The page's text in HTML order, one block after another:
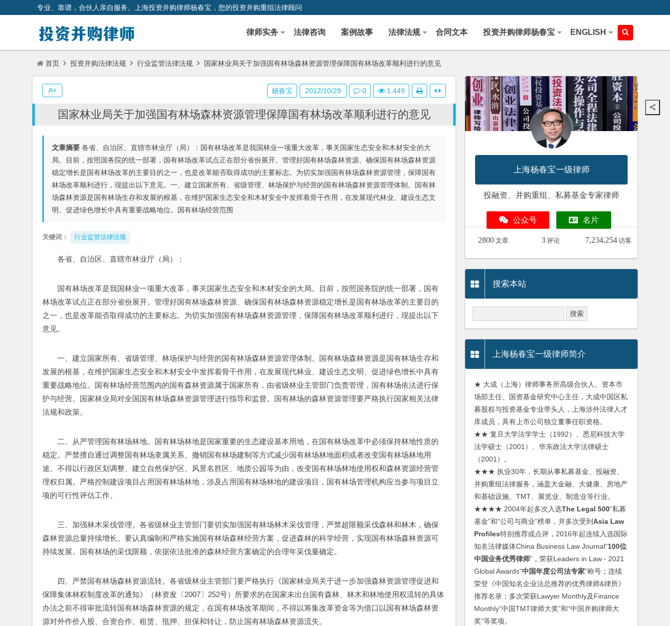
专业、靠谱，合伙人亲自服务。上海投资并购律师杨春宝，您的投资并购重组法律顾问
律师实务 法律咨询 案例故事 法律法规 合同文本 投资并购律师杨春宝 ENGLISH
首页 投资并购法律法规 行业监管法律法规 国家林业局关于加强国有林场森林资源管理保障国有林场改革顺利进行的意见
国家林业局关于加强国有林场森林资源管理保障国有林场改革顺利进行的意见
文章摘要 各省、自治区、直辖市林业厅（局）：国有林场改革是我国林业一项重大改革，事关国家生态安全和木材安全的大
局。目前，按照国务院的统一部署，国有林场改革试点正在部分省份展开。管理好国有林场森林资源、确保国有林场森林资源
稳定增长是国有林场改革的主要目的之一，也是改革能否取得成功的主要标志。为切实加强国有林场森林资源管理，保障国有
林场改革顺利进行，现提出以下意见。一、建立国家所有、省级管理、林场保护与经营的国有林场森林资源管理体制。国有林
场森林资源是国有林场生存和发展的根基，在维护国家生态安全和木材安全中发挥着骨干作用，在发展现代林业、建设生态文
明、促进绿色增长中具有重要战略地位。国有林场经营范围
关键词： 行业监管法律法规
各省、自治区、直辖市林业厅（局）：
国有林场改革是我国林业一项重大改革，事关国家生态安全和木材安全的大局。目前，按照国务院的统一部署，国有
林场改革试点正在部分省份展开。管理好国有林场森林资源、确保国有林场森林资源稳定增长是国有林场改革的主要目的
之一，也是改革能否取得成功的主要标志。为切实加强国有林场森林资源管理，保障国有林场改革顺利进行，现提出以下
意见。
一、建立国家所有、省级管理、林场保护与经营的国有林场森林资源管理体制。国有林场森林资源是国有林场生存和
发展的根基，在维护国家生态安全和木材安全中发挥着骨干作用，在发展现代林业、建设生态文明、促进绿色增长中具有
重要战略地位。国有林场经营范围内的国有森林资源属于国家所有，由省级林业主管部门负责管理，国有林场依法进行保
护与经营。国家林业局对全国国有林场森林资源管理进行指导和监督。国有林场的森林资源管理要严格执行国家相关法律
法规和政策。
二、从严管理国有林场林地。国有林场林地是国家重要的生态建设基本用地，在国有林场改革中必须保持林地性质的
稳定。严禁擅自通过调整国有林场隶属关系、撤销国有林场建制等方式减少国有林场林地面积或者改变国有林场林地用
途。不得以行政区划调整、建立自然保护区、风景名胜区、地质公园等为由，改变国有林场林地使用权和森林资源经营管
理权归属。严格控制建设项目占用国有林场林地，涉及占用国有林场林地的建设项目，国有林场管理机构应当参与项目立
项的可行性评估工作。
三、加强林木采伐管理。各省级林业主管部门要切实加强国有林场林木采伐管理，严禁超限额采伐森林和林木，确保
森林资源总量持续增长。要认真编制和严格实施国有林场森林经营方案，促进森林的科学经营，实现国有林场森林资源可
持续发展。国有林场的采伐限额，依据依法批准的森林经营方案确定的合理年采伐量确定。
四、严禁国有林场森林资源流转。各省级林业主管部门要严格执行《国家林业局关于进一步加强森林资源管理促进和
保障集体林权制度改革的通知》（林资发〔2007〕252号）所要求的在国家未出台国有森林、林木和林地使用权流转的具体
办法之前不得审批流转国有林场森林资源的规定，在国有林场改革期间，不得以筹集改革资金等为借口以国有林场森林资
源对外作价入股、合资合作、租赁、抵押、担保和转让，防止国有林场森林资源流失。
杨春宝 2012/10/29 0 1,449
A+
上海杨春宝一级律师
投融资、并购重组、私募基金专家律师
公众号 名片
2800 文章 3 评论 7,234,254 访客
搜索本站
上海杨春宝一级律师简介
★ 大成（上海）律师事务所高级合伙人、资本市
场部主任、国资基金研究中心主任，大成中国区私
募股权与投资基金专业带头人，上海涉外法律人才
库成员，具有上市公司独立董事任职资格。
★★ 复旦大学法学学士（1992）、悉尼科技大学
法学硕士（2001）、华东政法大学法律硕士
（2001）。
★★★ 执业30年，长期从事私募基金、投融资、
并购重组法律服务，涵盖大金融、大健康、房地产
和基础设施、TMT、展览业、制造业等行业。
★★★★ 2004年起多次入选The Legal 500“私募
基金”和“公司与商业”榜单，并多次受到Asia Law
Profiles特别推荐或点评，2016年起连续入选国际
知名法律媒体China Business Law Journal“100位
中国业务优秀律师”，荣获Leaders in Law - 2021
Global Awards“中国年度公司法专家”称号；连续
荣登《中国知名企业法总推荐的优秀律师&律所》
推荐名录；多次荣获Lawyer Monthly及Finance
Monthly“中国TMT律师大奖”和“中国并购律师大
奖”等奖项。